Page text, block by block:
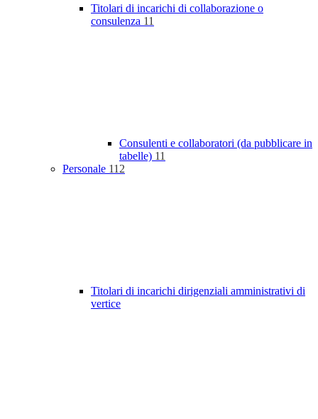
Titolari di incarichi di collaborazione o
consulenza 11
Consulenti e collaboratori (da pubblicare in
tabelle) 11
Personale 112
Titolari di incarichi dirigenziali amministrativi di
vertice